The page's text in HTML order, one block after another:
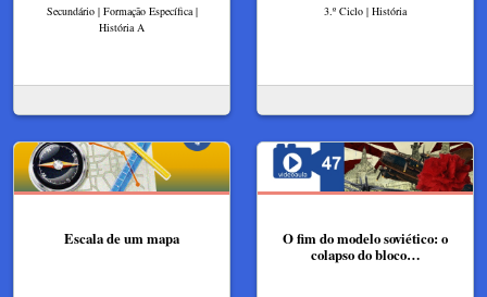
Secundário | Formação Específica |
História A
3.º Ciclo | História
Escala de um mapa
O fim do modelo soviético: o
colapso do bloco…